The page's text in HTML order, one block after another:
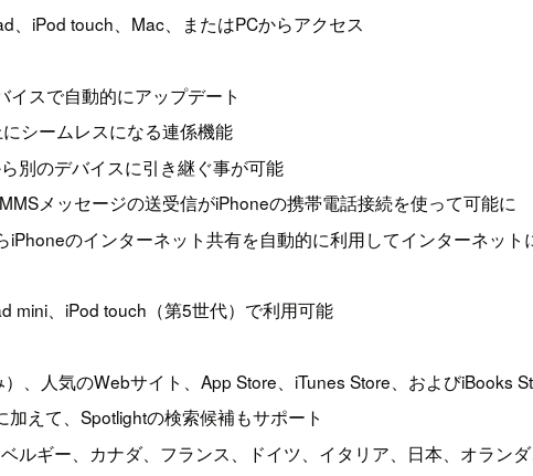
、iPod touch、Mac、またはPCからアクセス
スで自動的にアップデート
シームレスになる連係機能
別のデバイスに引き継ぐ事が可能
メッセージの送受信がiPhoneの携帯電話接続を使って可能に
のインターネット共有を自動的に利用してインターネット
mini、iPod touch（第5世代）で利用可能
、人気のWebサイト、App Store、iTunes Store、およびiBooks
えて、Spotlightの検索候補もサポート
ルギー、カナダ、フランス、ドイツ、イタリア、日本、オラン